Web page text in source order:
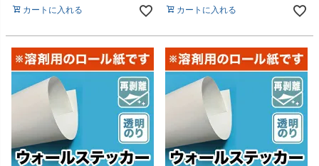
カートに入れる カートに入れる